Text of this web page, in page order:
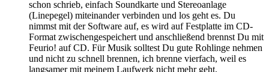
schon schrieb, einfach Soundkarte und Stereoanlage
(Linepegel) miteinander verbinden und los geht es. Du
nimmst mit der Software auf, es wird auf Festplatte im CD-
Format zwischengespeichert und anschließend brennst Du mit
Feurio! auf CD. Für Musik solltest Du gute Rohlinge nehmen
und nicht zu schnell brennen, ich brenne vierfach, weil es
langsamer mit meinem Laufwerk nicht mehr geht.